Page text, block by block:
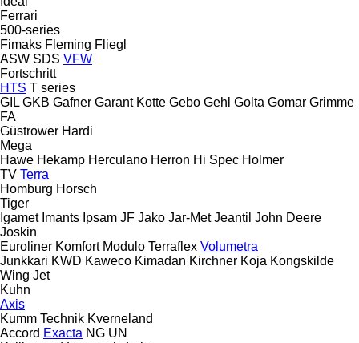
Ferrari
500-series
Fimaks Fleming Fliegl
ASW SDS VFW
Fortschritt
HTS T series
GIL GKB Gafner Garant Kotte Gebo Gehl Golta Gomar Grimme
FA
Güstrower Hardi
Mega
Hawe Hekamp Herculano Herron Hi Spec Holmer
TV Terra
Homburg Horsch
Tiger
Igamet Imants Ipsam JF Jako Jar-Met Jeantil John Deere
Joskin
Euroliner Komfort Modulo Terraflex Volumetra
Junkkari KWD Kaweco Kimadan Kirchner Koja Kongskilde
Wing Jet
Kuhn
Axis
Kumm Technik Kverneland
Accord Exacta NG UN